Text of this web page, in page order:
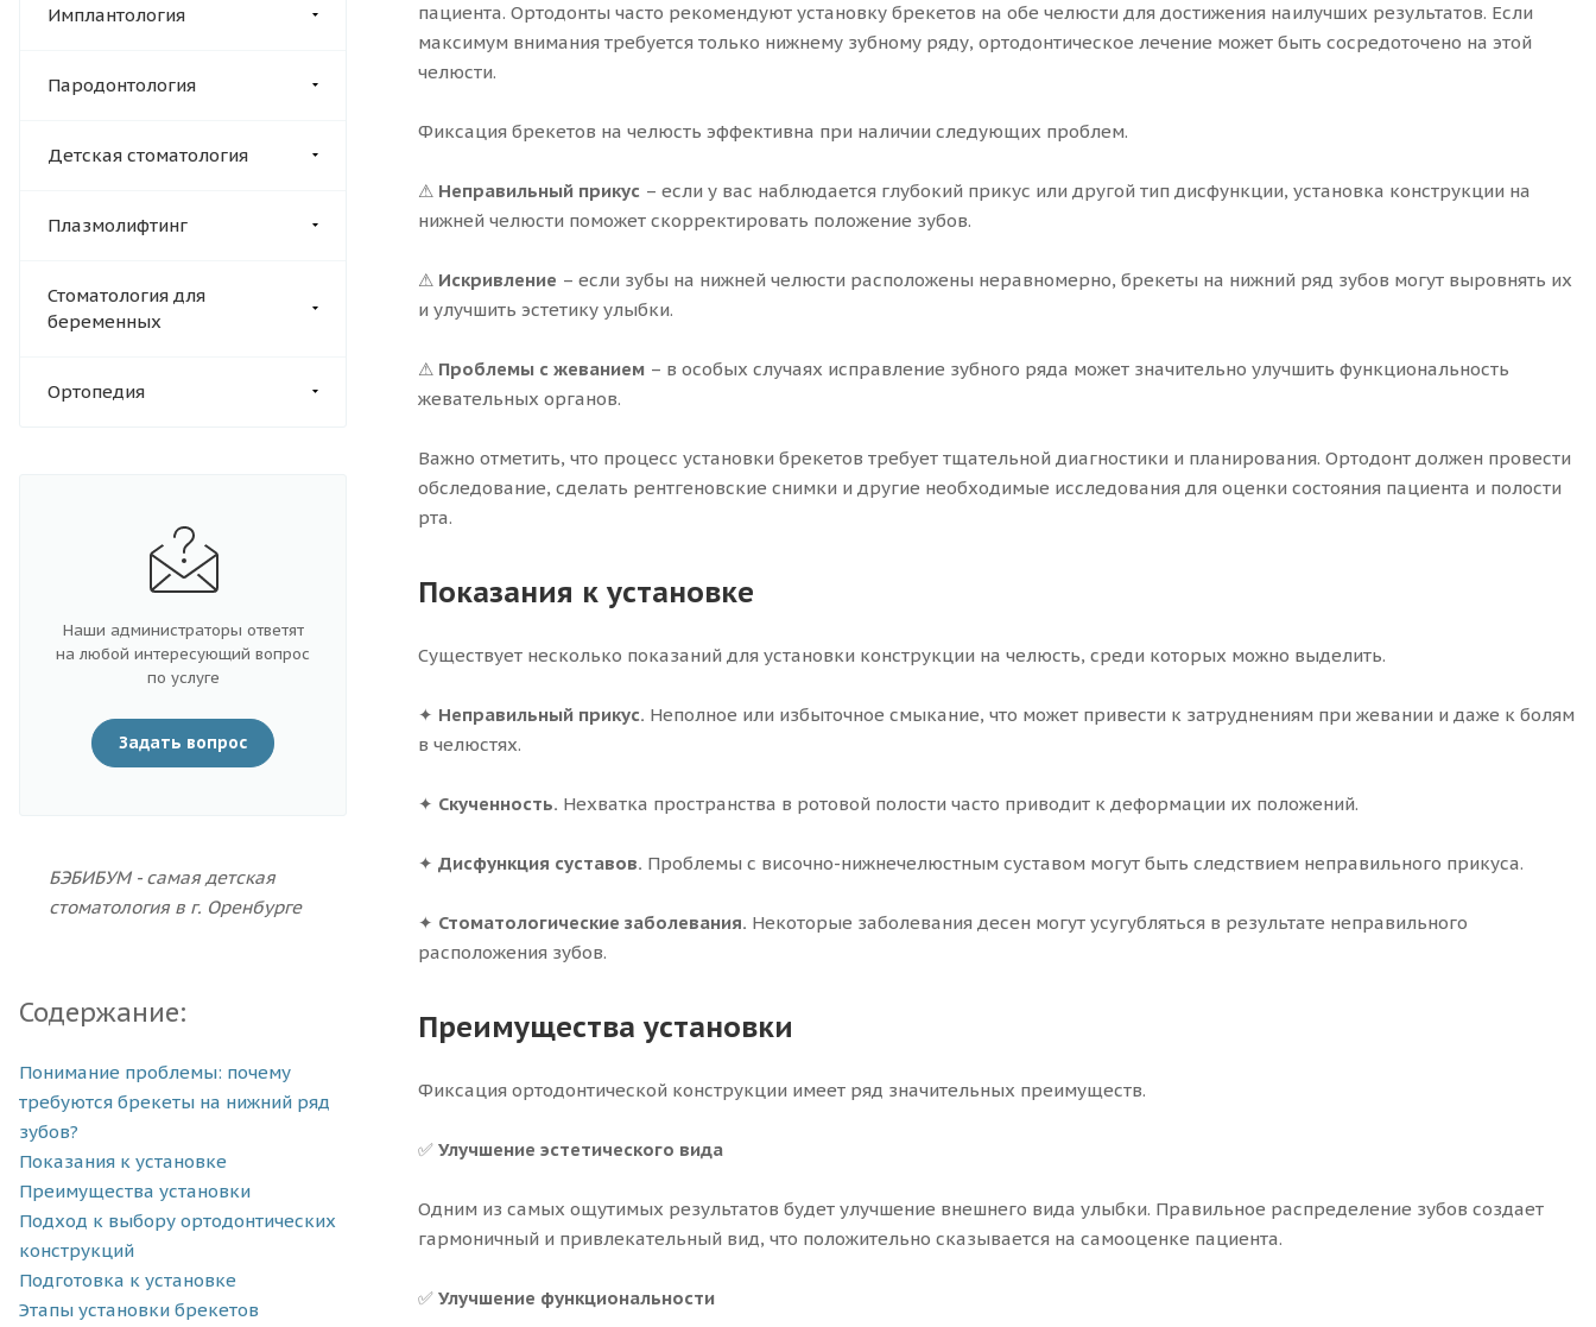
Имплантология
Пародонтология
Детская стоматология
Плазмолифтинг
Стоматология для
беременных
Ортопедия
Наши администраторы ответят
на любой интересующий вопрос
по услуге
Задать вопрос
БЭБИБУМ - самая детская
стоматология в г. Оренбурге
Содержание:
Понимание проблемы: почему
требуются брекеты на нижний ряд
зубов?
Показания к установке
Преимущества установки
Подход к выбору ортодонтических
конструкций
Подготовка к установке
Этапы установки брекетов
пациента. Ортодонты часто рекомендуют установку брекетов на обе челюсти для достижения наилучших результатов. Если
максимум внимания требуется только нижнему зубному ряду, ортодонтическое лечение может быть сосредоточено на этой
челюсти.
Фиксация брекетов на челюсть эффективна при наличии следующих проблем.
⚠ Неправильный прикус – если у вас наблюдается глубокий прикус или другой тип дисфункции, установка конструкции на
нижней челюсти поможет скорректировать положение зубов.
⚠ Искривление – если зубы на нижней челюсти расположены неравномерно, брекеты на нижний ряд зубов могут выровнять их
и улучшить эстетику улыбки.
⚠ Проблемы с жеванием – в особых случаях исправление зубного ряда может значительно улучшить функциональность
жевательных органов.
Важно отметить, что процесс установки брекетов требует тщательной диагностики и планирования. Ортодонт должен провести
обследование, сделать рентгеновские снимки и другие необходимые исследования для оценки состояния пациента и полости
рта.
Показания к установке
Существует несколько показаний для установки конструкции на челюсть, среди которых можно выделить.
✦ Неправильный прикус. Неполное или избыточное смыкание, что может привести к затруднениям при жевании и даже к болям
в челюстях.
✦ Скученность. Нехватка пространства в ротовой полости часто приводит к деформации их положений.
✦ Дисфункция суставов. Проблемы с височно-нижнечелюстным суставом могут быть следствием неправильного прикуса.
✦ Стоматологические заболевания. Некоторые заболевания десен могут усугубляться в результате неправильного
расположения зубов.
Преимущества установки
Фиксация ортодонтической конструкции имеет ряд значительных преимуществ.
✅ Улучшение эстетического вида
Одним из самых ощутимых результатов будет улучшение внешнего вида улыбки. Правильное распределение зубов создает
гармоничный и привлекательный вид, что положительно сказывается на самооценке пациента.
✅ Улучшение функциональности